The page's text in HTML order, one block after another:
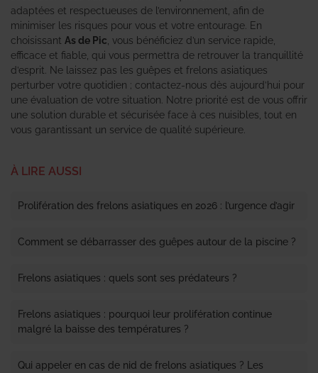
adaptées et respectueuses de l’environnement, afin de
minimiser les risques pour vous et votre entourage. En
choisissant As de Pic , vous bénéficiez d’un service rapide,
efficace et fiable, qui vous permettra de retrouver la tranquillité
d’esprit. Ne laissez pas les guêpes et frelons asiatiques
perturber votre quotidien ; contactez-nous dès aujourd’hui pour
une évaluation de votre situation. Notre priorité est de vous offrir
une solution durable et sécurisée face à ces nuisibles, tout en
vous garantissant un service de qualité supérieure.
À LIRE AUSSI
Prolifération des frelons asiatiques en 2026 : l’urgence d’agir
Comment se débarrasser des guêpes autour de la piscine ?
Frelons asiatiques : quels sont ses prédateurs ?
Frelons asiatiques : pourquoi leur prolifération continue
malgré la baisse des températures ?
Qui appeler en cas de nid de frelons asiatiques ? Les